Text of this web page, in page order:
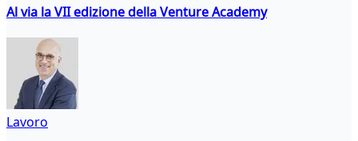
Al via la VII edizione della Venture Academy
Lavoro